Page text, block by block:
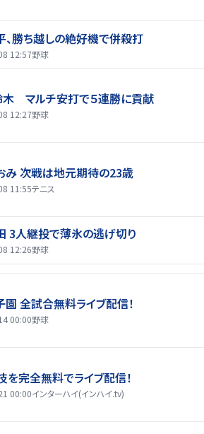
、勝ち越しの絶好機で併殺打
12:57野球
木 マルチ安打で５連勝に貢献
12:27野球
み 次戦は地元期待の23歳
11:55テニス
3人継投で薄氷の逃げ切り
12:26野球
全試合無料ライブ配信！
00:00野球
を完全無料でライブ配信！
00:00インターハイ(インハイ.tv)